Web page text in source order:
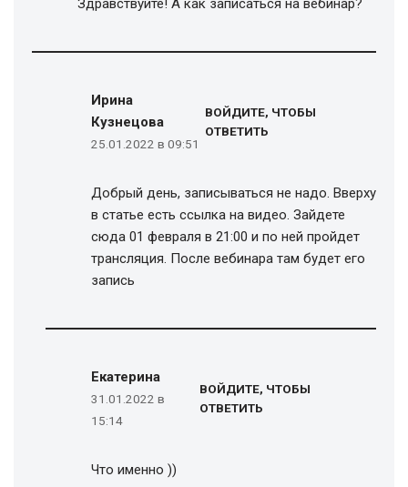
Здравствуйте! А как записаться на вебинар?
Ирина
Кузнецова
25.01.2022 в 09:51
ВОЙДИТЕ, ЧТОБЫ
ОТВЕТИТЬ
Добрый день, записываться не надо. Вверху
в статье есть ссылка на видео. Зайдете
сюда 01 февраля в 21:00 и по ней пройдет
трансляция. После вебинара там будет его
запись
Екатерина
31.01.2022 в
15:14
ВОЙДИТЕ, ЧТОБЫ
ОТВЕТИТЬ
Что именно ))